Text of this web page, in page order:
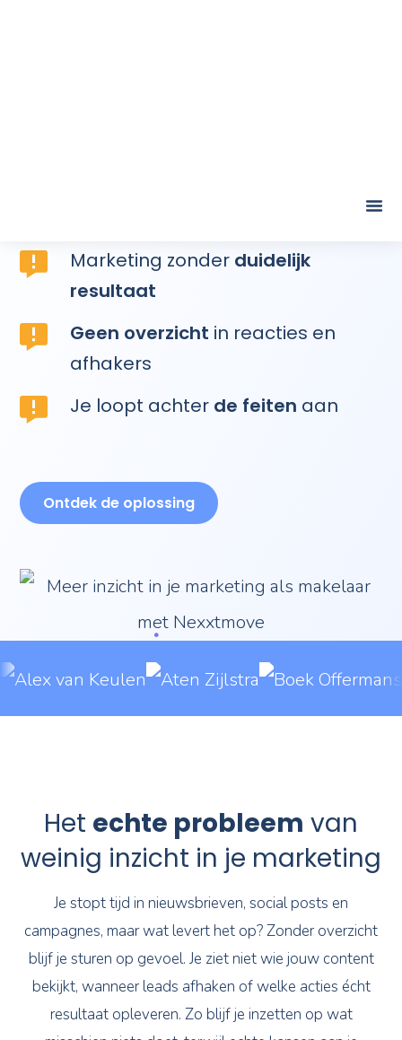
Marketing zonder
duidelijk
resultaat
Geen overzicht
in reacties en
afhakers
Je loopt achter
de feiten
Het echte probleem van
weinig inzicht in je marketing
campagnes, maar wat levert het op? Zonder overzicht
blijf je sturen op gevoel. Je ziet niet wie jouw content
bekijkt, wanneer leads afhaken of welke acties écht
resultaat opleveren. Zo blijf je inzetten op wat
misschien niets doet, terwijl echte kansen aan je